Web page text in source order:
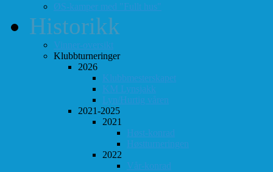
ØS-kamper med "Fullt hus"
Historikk
Vinner-oversikt
Klubbturneringer
2026
Klubbmesterskapet
KM Lynsjakk
Lyn/Hurtig våren
2021-2025
2021
Høst-konrad
Høstturneringen
2022
Vår-konrad